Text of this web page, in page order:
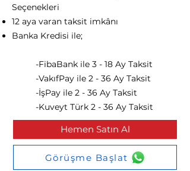
Seçenekleri
12 aya varan taksit imkânı​
Banka Kredisi ile;
-FibaBank ile 3 - 18 Ay Taksit
-VakıfPay ile 2 - 36 Ay Taksit
-İşPay ile 2 - 36 Ay Taksit
-Kuveyt Türk 2 - 36 Ay Taksit
Hemen Satın Al
Görüşme Başlat